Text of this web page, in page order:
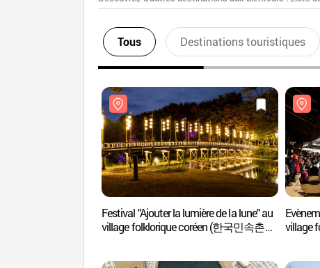
Tous Destinations touristiques
Festival "Ajouter la lumière de la lune" au
village folklorique coréen (한국민속촌
village